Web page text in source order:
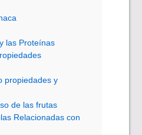
las Proteínas
propiedades y
de las frutas
Relacionadas con